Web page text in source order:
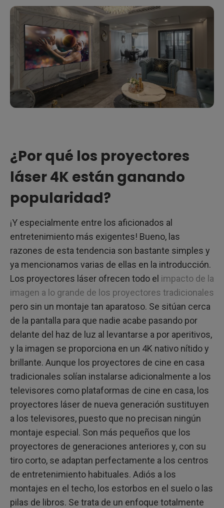
¿Por qué los proyectores
láser 4K están ganando
popularidad?
¡Y especialmente entre los aficionados al
entretenimiento más exigentes! Bueno, las
razones de esta tendencia son bastante simples y
ya mencionamos varias de ellas en la introducción.
Los proyectores láser ofrecen todo el impacto de la
imagen a lo grande de los proyectores tradicionales
pero sin un montaje tan aparatoso. Se sitúan cerca
de la pantalla para que nadie acabe pasando por
delante del haz de luz al levantarse a por aperitivos,
y la imagen se proporciona en un 4K nativo nítido y
brillante. Aunque los proyectores de cine en casa
tradicionales solían instalarse adicionalmente a los
televisores como plataformas de cine en casa, los
proyectores láser de nueva generación sustituyen
a los televisores, puesto que no precisan ningún
montaje especial. Son más pequeños que los
proyectores de generaciones anteriores y, con su
tiro corto, se adaptan perfectamente a los centros
de entretenimiento habituales. Adiós a los
montajes en el techo, los estorbos en el suelo o las
pilas de libros. Se trata de un enfoque totalmente